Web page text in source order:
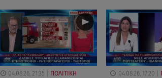
04.08.26, 21:35 ΠΟΛΙΤΙΚΗ 04.08.26, 17:20